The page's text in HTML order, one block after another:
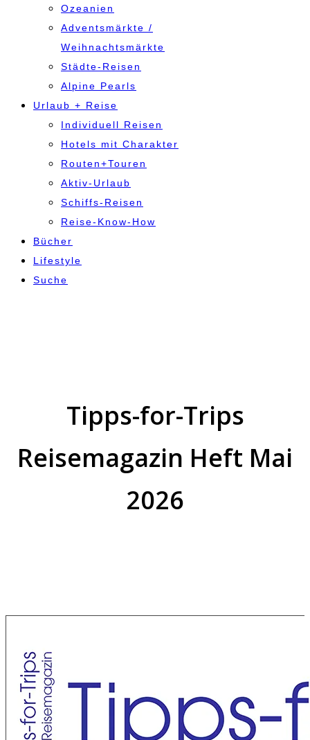
Ozeanien
Adventsmärkte /
Weihnachtsmärkte
Städte-Reisen
Alpine Pearls
Urlaub + Reise
Individuell Reisen
Hotels mit Charakter
Routen+Touren
Aktiv-Urlaub
Schiffs-Reisen
Reise-Know-How
Bücher
Lifestyle
Suche
Tipps-for-Trips
Reisemagazin Heft Mai
2026